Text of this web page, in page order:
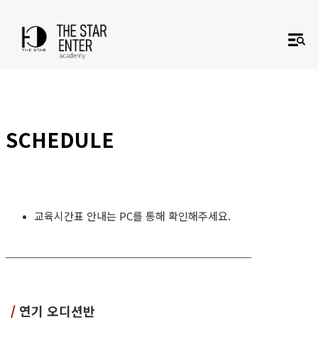
SCHEDULE
교육시간표 안내는 PC를 통해 확인해주세요.
/ 연기 오디션반